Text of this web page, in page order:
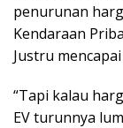
penurunan
Kendaraan
Justru
“Tapi kalau
EV turunnya